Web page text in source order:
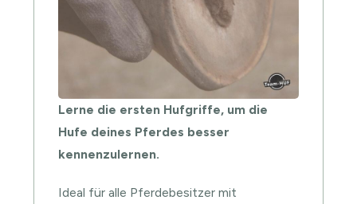
Lerne die ersten Hufgriffe, um die
Hufe deines Pferdes besser
kennenzulernen.
Ideal für alle Pferdebesitzer mit